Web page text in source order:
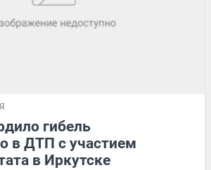
гибель
в ДТП с участием
в Иркутске